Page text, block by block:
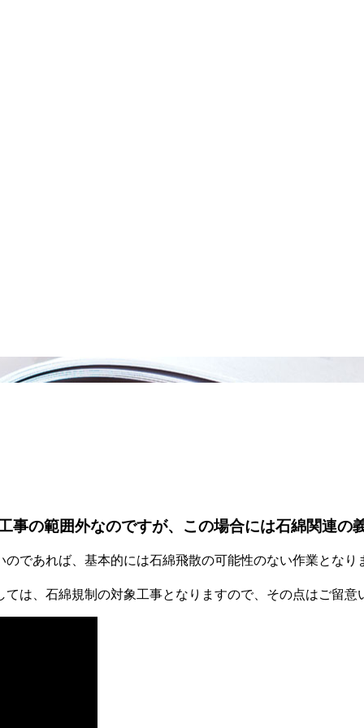
事の範囲外なのですが、この場合には石綿関連の
であれば、基本的には石綿飛散の可能性のない作業とな
は、石綿規制の対象工事となりますので、その点はご留意